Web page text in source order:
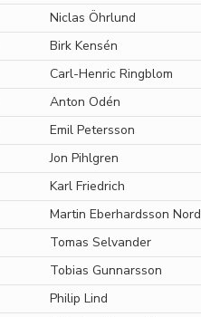
Niclas Öhrlund
Birk Kensén
Carl-Henric Ringblom
Anton Odén
Emil Petersson
Jon Pihlgren
Karl Friedrich
Martin Eberhardsson Nord
Tomas Selvander
Tobias Gunnarsson
Philip Lind